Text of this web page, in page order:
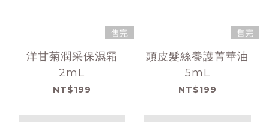
售完
洋甘菊潤采保濕霜
2mL
NT$199
售完
頭皮髮絲養護菁華油
5mL
NT$199